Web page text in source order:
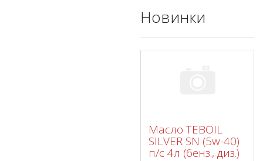
Новинки
Масло TEBOIL
SILVER SN (5w-40)
п/с 4л (бенз., диз.)